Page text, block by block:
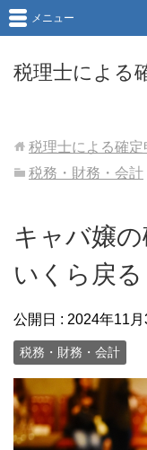
税理士による
メニュー
税理士による確
税務・財務・会計
キャバ嬢
いくら戻
公開日 : 2024年11月
税務・財務・会計